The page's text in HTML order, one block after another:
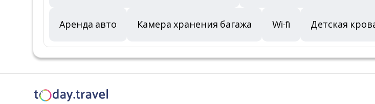
Аренда авто Камера хранения багажа Wi-fi Детская